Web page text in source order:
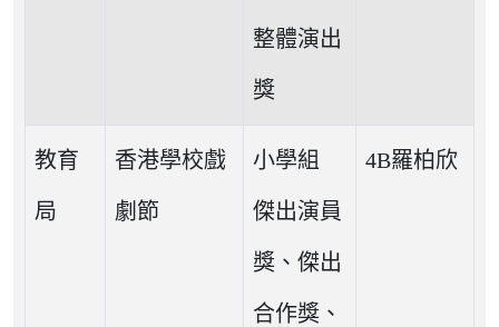
整體演出
獎
教育
局
香港學校戲
劇節
小學組
傑出演員
獎、傑出
合作獎、
4B羅柏欣